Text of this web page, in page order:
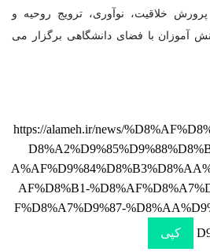
خلاقیت، نوآوری، ترویج روحیه و
آموزان با فضای دانشگاهی برگزار می
https://alameh.ir/news/
AF%D8%B1-
F%D8%A7%D9%87-
کپی